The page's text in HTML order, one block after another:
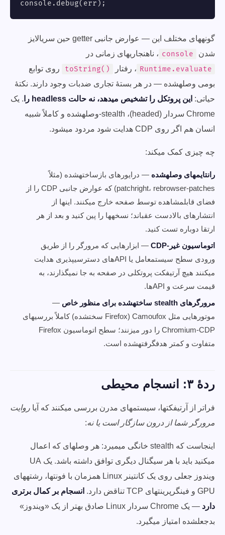
console.debug(err);
گونههای مختلف این — عوارض جانبی getter حین سریالایز
شدن
console ، ناهنجاریهای زمانی در
Runtime.evaluate ، رفتار toString()
روی توابع
بومی وصلهشده — در هر بستهٔ تجاری ضدبات وجود دارند. نکتهٔ
حیاتی: این پروتکل را تشخیص میدهد، نه حالت headless را
. یک
Chrome سردار (headed)، stealth-وصلهشده و کاملاً شبیه
انسان هم اگر روی CDP هدایت شود مردود میشود.
چه چیزی کمک میکند:
رانتایمهای وصلهشده — درایورهای بازساختهشده (مثلاً
patchright، rebrowser-patches) که عوارض جانبی CDP را از
فضای قابلمشاهده توسط صفحه خارج میکنند. اینها از
انتشارهای بالادست عقباند؛ نسخهها را پین کنید و بعد از هر
ارتقا دوباره تست کنید.
اتوماسیون غیر-CDP
— ابزارهایی که مرورگر را از طریق
ورودی سطح سیستمعامل یا APIهای دسترسیپذیری هدایت
میکنند هیچ آرتیفکت پروتکلی در صفحه به جا نمیگذارند، به
قیمت سرعت و APIها.
مرورگرهای stealth ساختهشده برای منظور خاص
—
موتورهایی مثل Camoufox (Firefox سختشده) کاملاً بررسیهای
Chromium-CDP را دور میزنند؛ سطح اتوماسیون Firefox
متفاوت و کمتر هدفگرفتهشده است.
ردهٔ ۳: انسجام محیطی
فراتر از آرتیفکتها، سیستمهای مدرن بررسی میکنند که آیا روایت
مرورگر شما از درون سازگار است یا نه:
اینجاست که stealth خانگی میمیرد: هر وصلهای که اعمال
میکنید باید با هر سیگنال دیگری توافق داشته باشد. یک UA
ویندوز جعلی روی یک کانتینر Linux همزمان با فونتها، رشتههای
GPU و فینگرپرینتهای TCP تناقض دارد.
انسجام بر کمال برتری
دارد
— یک Chrome سردار Linux صادق بهتر از یک «ویندوز»
بدجعلشده امتیاز میگیرد.